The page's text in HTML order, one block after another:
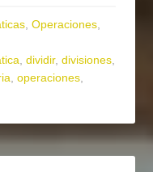
,Operaciones,
,dividir,divisiones,
,operaciones,